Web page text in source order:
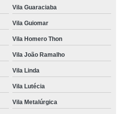
Vila Guaraciaba
Vila Guiomar
Vila Homero Thon
Vila João Ramalho
Vila Linda
Vila Lutécia
Vila Metalúrgica